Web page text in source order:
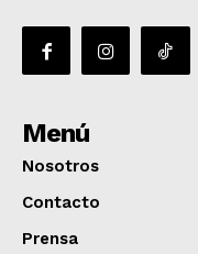
Menú
Nosotros
Contacto
Prensa